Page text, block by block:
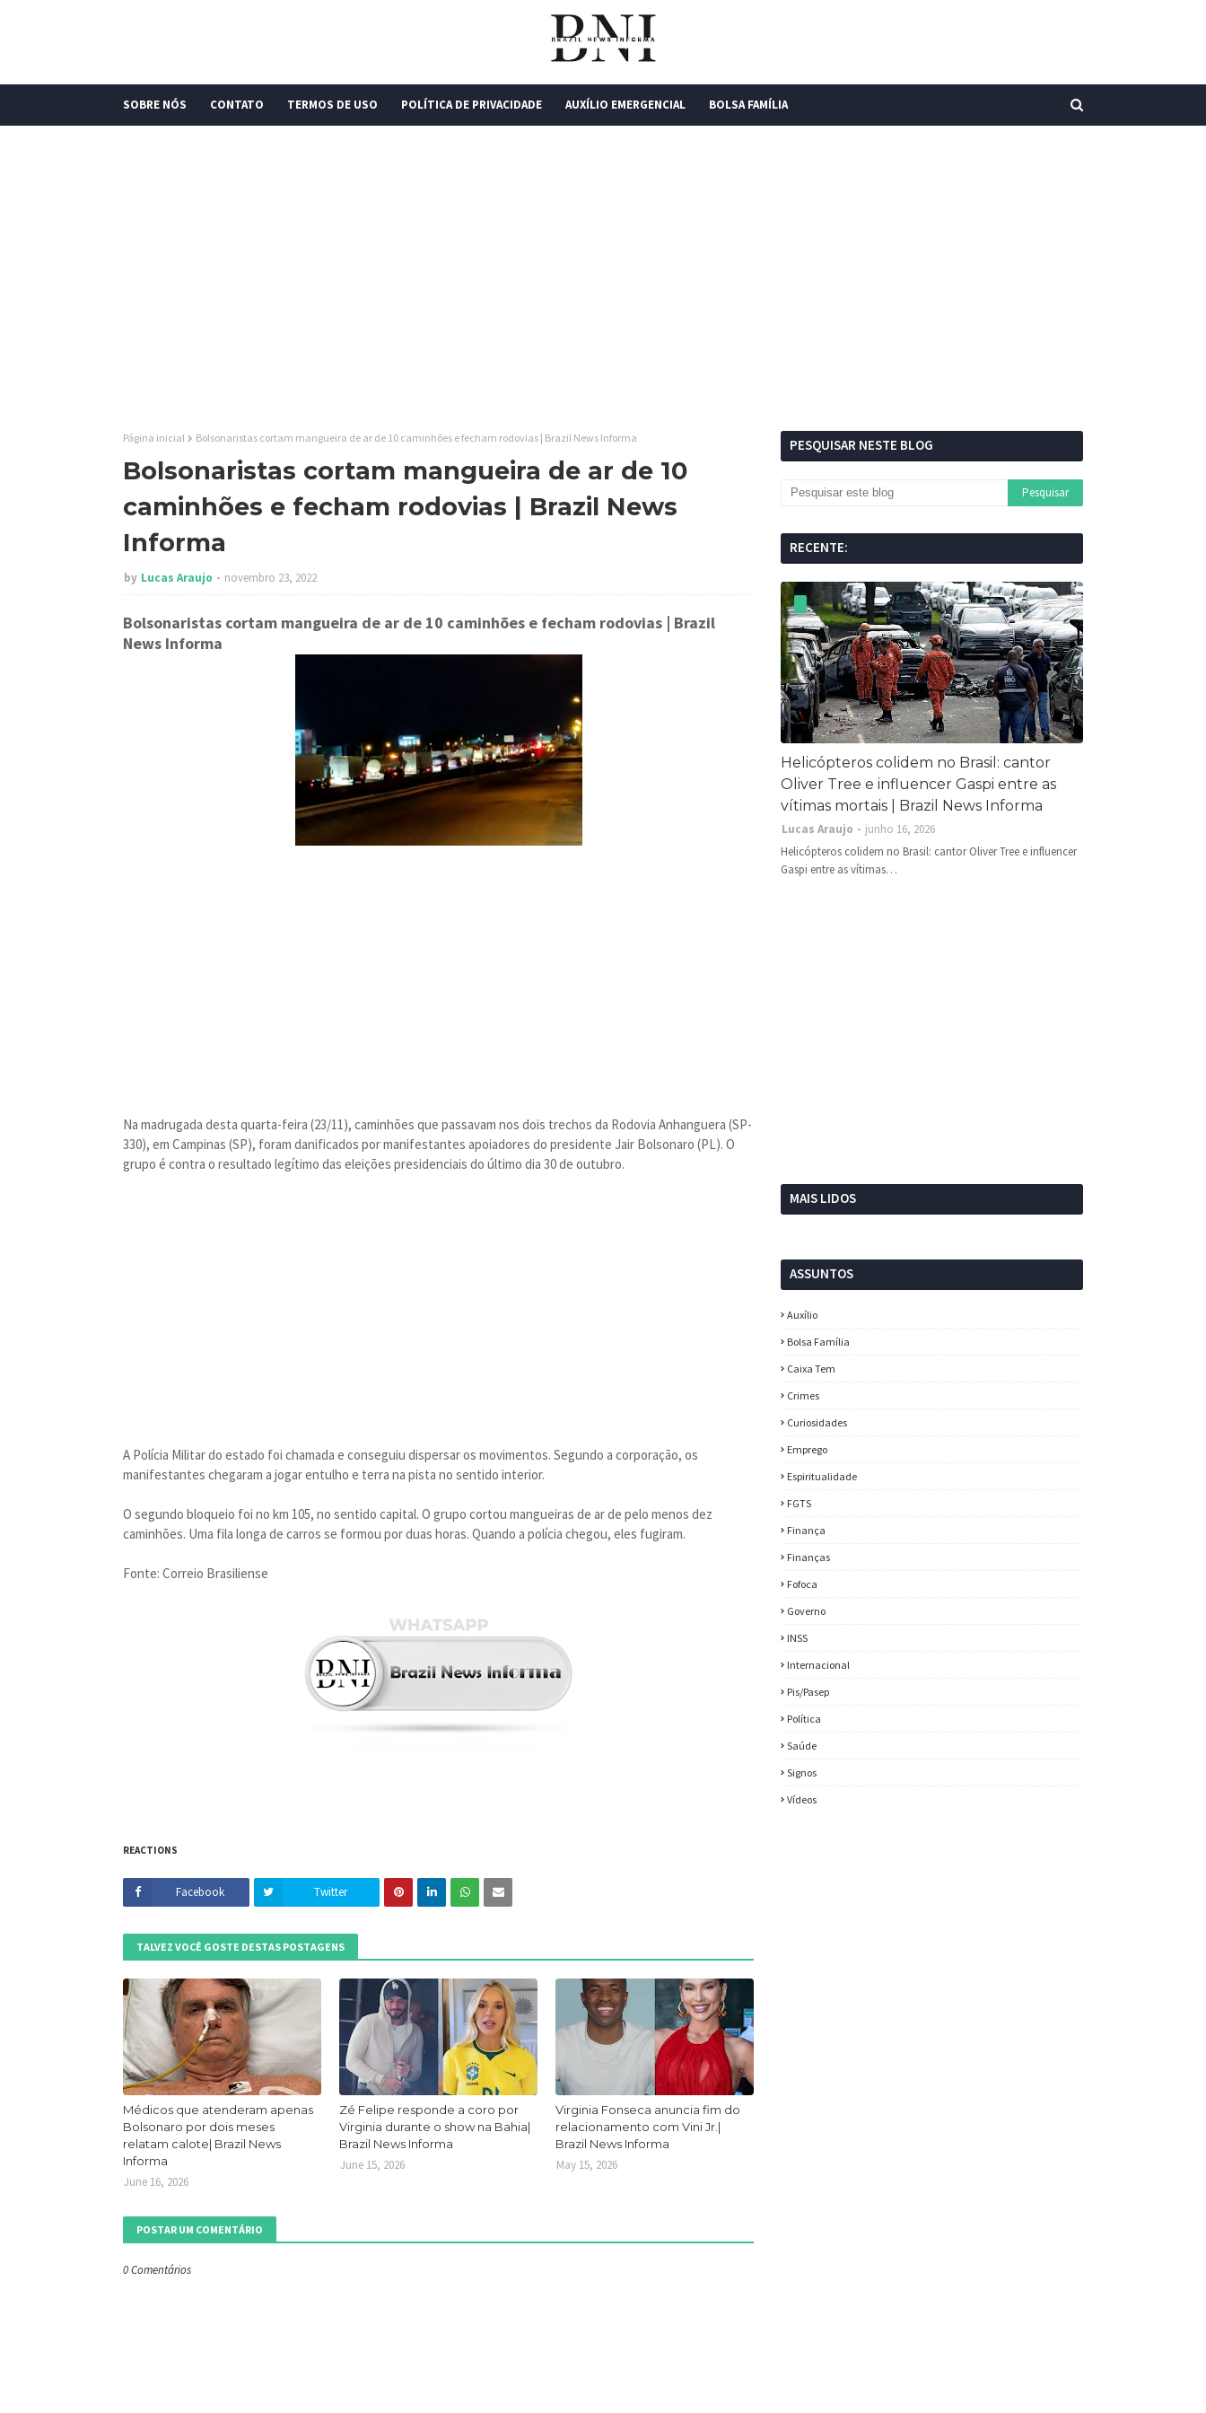
SOBRE NÓS CONTATO TERMOS DE USO POLÍTICA DE PRIVACIDADE AUXÍLIO EMERGENCIAL BOLSA FAMÍLIA
Página inicial Bolsonaristas cortam mangueira de ar de 10 caminhões e fecham rodovias | Brazil News Informa
Bolsonaristas cortam mangueira de ar de 10
caminhões e fecham rodovias | Brazil News
Informa
by Lucas Araujo novembro 23, 2022
Bolsonaristas cortam mangueira de ar de 10 caminhões e fecham rodovias | Brazil
News Informa
Na madrugada desta quarta-feira (23/11), caminhões que passavam nos dois trechos da Rodovia Anhanguera (SP-
330), em Campinas (SP), foram danificados por manifestantes apoiadores do presidente Jair Bolsonaro (PL). O
grupo é contra o resultado legítimo das eleições presidenciais do último dia 30 de outubro.
A Polícia Militar do estado foi chamada e conseguiu dispersar os movimentos. Segundo a corporação, os
manifestantes chegaram a jogar entulho e terra na pista no sentido interior.
O segundo bloqueio foi no km 105, no sentido capital. O grupo cortou mangueiras de ar de pelo menos dez
caminhões. Uma fila longa de carros se formou por duas horas. Quando a polícia chegou, eles fugiram.
Fonte: Correio Brasiliense
REACTIONS
Facebook Twitter
TALVEZ VOCÊ GOSTE DESTAS POSTAGENS
Médicos que atenderam apenas
Bolsonaro por dois meses
relatam calote| Brazil News
Informa
June 16, 2026
Zé Felipe responde a coro por
Virginia durante o show na Bahia|
Brazil News Informa
June 15, 2026
Virginia Fonseca anuncia fim do
relacionamento com Vini Jr.|
Brazil News Informa
May 15, 2026
POSTAR UM COMENTÁRIO
0 Comentários
PESQUISAR NESTE BLOG
RECENTE:
Helicópteros colidem no Brasil: cantor
Oliver Tree e influencer Gaspi entre as
vítimas mortais | Brazil News Informa
Lucas Araujo
junho 16, 2026
Helicópteros colidem no Brasil: cantor Oliver Tree e influencer
Gaspi entre as vítimas…
MAIS LIDOS
ASSUNTOS
Auxílio
Bolsa Família
Caixa Tem
Crimes
Curiosidades
Emprego
Espiritualidade
FGTS
Finança
Finanças
Fofoca
Governo
INSS
Internacional
Pis/Pasep
Política
Saúde
Signos
Vídeos